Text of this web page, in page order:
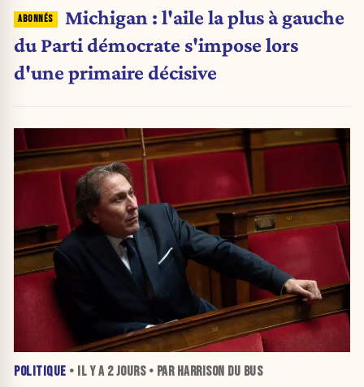
Michigan : l'aile la plus à gauche
du Parti démocrate s'impose lors
d'une primaire décisive
POLITIQUE • IL Y A 2 JOURS• PAR HARRISON DU BUS